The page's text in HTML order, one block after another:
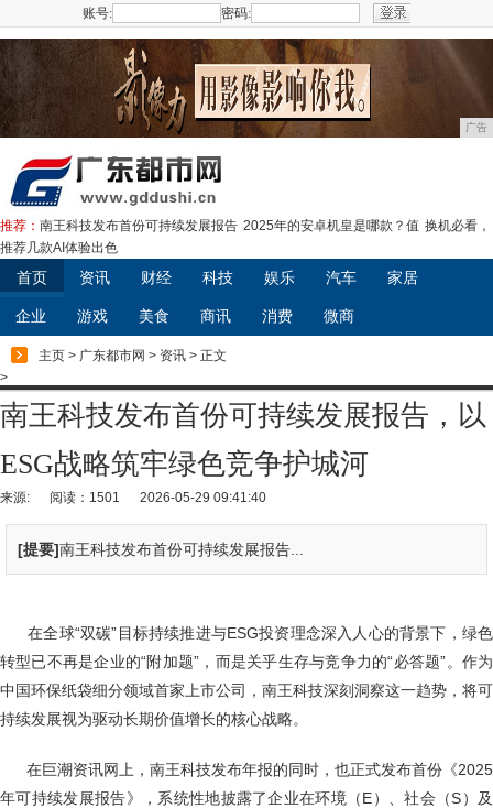
账号: 密码:
广告
推荐： 南王科技发布首份可持续发展报告 2025年的安卓机皇是哪款？值 换机必看，
推荐几款AI体验出色
首页 资讯 财经 科技 娱乐 汽车 家居
企业 游戏 美食 商讯 消费 微商
主页 > 广东都市网 > 资讯 > 正文
>
南王科技发布首份可持续发展报告，以
ESG战略筑牢绿色竞争护城河
来源: 阅读：1501 2026-05-29 09:41:40
[提要]南王科技发布首份可持续发展报告...
在全球“双碳”目标持续推进与ESG投资理念深入人心的背景下，绿色
转型已不再是企业的“附加题”，而是关乎生存与竞争力的“必答题”。作为
中国环保纸袋细分领域首家上市公司，南王科技深刻洞察这一趋势，将可
持续发展视为驱动长期价值增长的核心战略。
在巨潮资讯网上，南王科技发布年报的同时，也正式发布首份《2025
年可持续发展报告》，系统性地披露了企业在环境（E）、社会（S）及